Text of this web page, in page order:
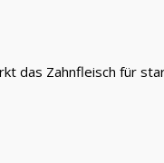
das Zahnfleisch für